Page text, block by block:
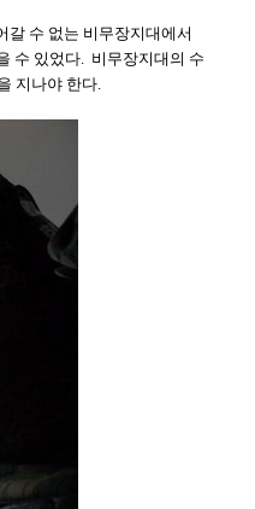
갈 수 없는 비무장지대에서
수 있었다. 비무장지대의 수
지나야 한다.